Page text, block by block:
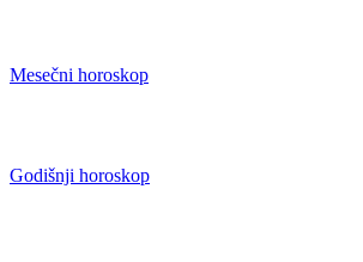
Mesečni horoskop
Godišnji horoskop